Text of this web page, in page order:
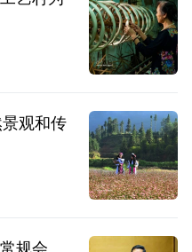
观和传
规会